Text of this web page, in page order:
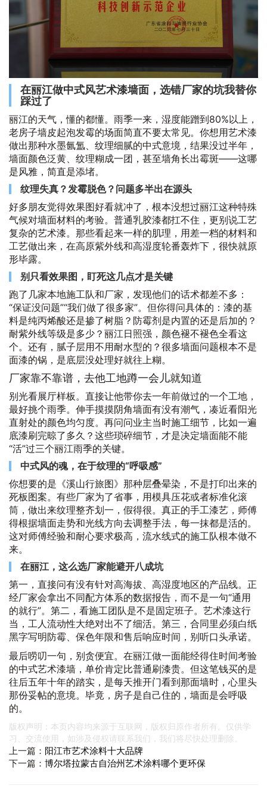
在丽江做中式风艺术漆墙面，选错厂家的坑我替你
踩过了
丽江的天气，懂的都懂。雨季一来，湿度能蹭到80%以上，
老房子墙皮起泡发霉的场面简直不要太常见。你想用艺术漆
做出那种水墨氤氲、纹理细腻的中式意境，结果没过半年，
墙面颜色泛黄、纹理糊成一团，甚至墙角长出霉斑——这哪
是风雅，简直是添堵。
纹理失真？发霉脱色？问题多半出在源头
好多朋友觉得效果图好看就冲了，根本没想过丽江这种特殊
气候对墙面材料的考验。普通乳胶漆都扛不住，更别说工艺
复杂的艺术漆。那些看起来一样的肌理，用差一档的材料和
工艺做出来，在高原紫外线和高湿度轮番轰炸下，很快就原
形毕露。
别只看效果图，盯死这几点才是关键
跑了几家本地施工队和厂家，发现他们的话术都差不多：
“保证没问题”“我们做了很多家”。但你得问具体的：漆的基
料是纯丙烯酸还是掺了树脂？防霉剂是内置的还是后加的？
耐紫外线等级是多少？丽江日照强，颜色褪不褪色全看这
个。还有，腻子层用不用耐水型的？很多墙面问题根本不是
面漆的锅，是底层没处理好就往上糊。
厂家靠不靠谱，去他工地蹲一会儿就知道
别光看展厅样板。直接让他带你去一年前做过的一个工地，
最好挑个雨季。伸手摸摸阴角墙面有没有潮气，凑近看阳光
直射处的颜色均匀度。再问问业主当时施工细节，比如一遍
底漆刷完晾了多久？这些琐碎细节，才是决定墙面能不能
“活”过三个丽江雨季的关键。
中式风的魂，在于纹理的“呼吸感”
你想要的是《溪山行旅图》那种层叠晕染，不是打印出来的
死板图案。有些厂家为了省事，用模具压花或者标准化滚
筒，做出来纹理整齐划一，假得很。真正的手工漆艺，师傅
得根据墙面走势和光线方向去调整手法，每一抹都是活的。
这对师傅经验和耐心要求极高，流水线式的施工队根本做不
来。
在丽江，这么选厂家能避开八成坑
第一，直接问有没有针对高海拔、高湿度地区的产品线。正
经厂家会拿出不同配方体系的数据报告，而不是一句“通用
的就行”。第二，看施工团队是不是固定班子。艺术漆这行
当，工人流动性大绝对出不了细活。第三，合同里必须白纸
黑字写明防霉、保色年限和售后响应时间，别听口头承诺。
最后唠叨一句，别贪便宜。在丽江做一面能经得住时间考验
的中式艺术漆墙，单价肯定比普通刷漆贵。但这笔钱买的是
往后五年十年的踏实，是每天推开门看到那面墙时，心里头
那份妥帖的意境。毕竟，房子是自己住的，墙面是会呼吸
的。
版权声明：本页内容均来源于互联网，版权归原作者所有。仅供学
习、交流使用，如涉及侵权请联系我们，我们将尽快处理删除。
上一篇： 阳江市艺术涂料十大品牌
下一篇： 博尔塔拉蒙古自治州艺术涂料哪个更环保